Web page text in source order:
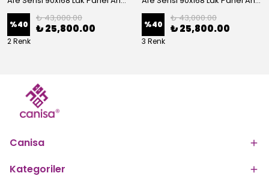
%40
₺ 43,000.00
₺ 25,800.00
2 Renk
%40
₺ 43,000.00
₺ 25,800.00
3 Renk
Canisa
Kategoriler